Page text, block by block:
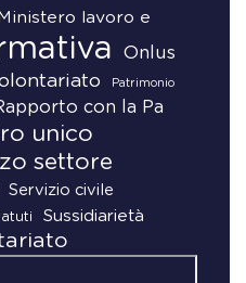
Ministero lavoro e
Onlus
Patrimonio
con la Pa
unico
settore
Servizio civile
Sussidiarietà